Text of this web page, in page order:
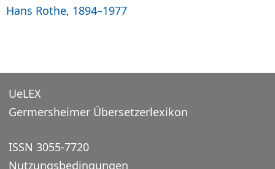
Hans Rothe, 1894–1977
UeLEX
Germersheimer Übersetzerlexikon
ISSN 3055-7720
Nutzungsbedingungen